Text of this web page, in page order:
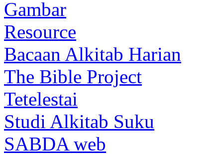
Gambar
Resource
Bacaan Alkitab Harian
The Bible Project
Tetelestai
Studi Alkitab Suku
SABDA web